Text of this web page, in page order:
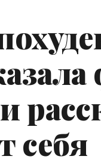
себя